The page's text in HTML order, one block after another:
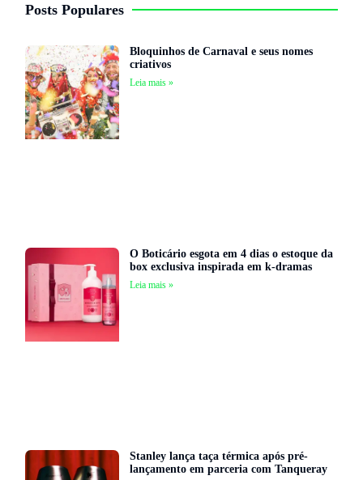
Posts Populares
Bloquinhos de Carnaval e seus nomes
criativos
Leia mais »
O Boticário esgota em 4 dias o estoque da
box exclusiva inspirada em k-dramas
Leia mais »
Stanley lança taça térmica após pré-
lançamento em parceria com Tanqueray